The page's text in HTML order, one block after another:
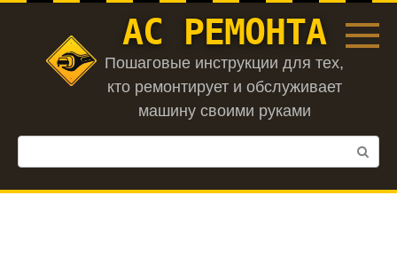
Перейти
АС РЕМОНТА
Пошаговые инструкции для тех,
кто ремонтирует и обслуживает
машину своими руками
Поиск: